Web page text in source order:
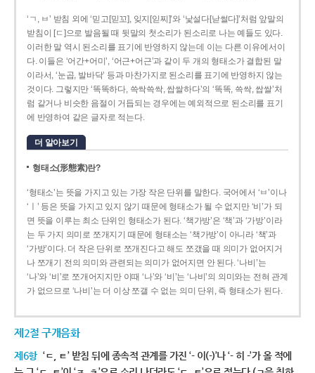
‘ㄱ, ㅂ’ 받침 외에 ‘믿고[믿꼬], 잊지[읻찌]’와 ‘낯설다[낟썰다]’처럼 앞말의
받침이 [ㄷ]으로 발음될 때 뒷말의 첫소리가 된소리로 나는 예들도 있다.
이러한 말 역시 된소리를 표기에 반영하지 않는데 이는 다른 이유에서이
다. 이들은 ‘어간+어미’, ‘어근+어근’과 같이 두 개의 형태소가 결합된 말
이라서, ‘눈곱, 발바닥’ 등과 마찬가지로 된소리를 표기에 반영하지 않는
것이다. 그렇지만 ‘똑똑하다, 쓱싹쓱싹, 쌉쌀하다’의 ‘똑똑, 쓱싹, 쌉쌀’처
럼 같거나 비슷한 음절이 거듭되는 경우에는 예외적으로 된소리를 표기
에 반영하여 같은 글자로 적는다.
더 알아보기
형태소(形態素)란?
‘형태소’는 뜻을 가지고 있는 가장 작은 단위를 말한다. 국어에서 ‘ㅂ’이나
‘ㅣ’ 등은 뜻을 가지고 있지 않기 때문에 형태소가 될 수 없지만 ‘비’가 되
면 뜻을 이루는 최소 단위인 형태소가 된다. ‘책가방’은 ‘책’과 ‘가방’이라
는 두 가지 의미로 쪼개지기 때문에 형태소는 ‘책가방’이 아니라 ‘책’과
‘가방’이다. 더 작은 단위로 쪼개진다고 해도 쪼갰을 때 의미가 없어지거
나 쪼개기 전의 의미와 관련되는 의미가 없어지면 안 된다. ‘나비’는
‘나’와 ‘비’로 쪼개어지지만 이때 ‘나’와 ‘비’는 ‘나비’의 의미와는 전혀 관계
가 없으므로 ‘나비’는 더 이상 쪼갤 수 없는 의미 단위, 즉 형태소가 된다.
제2절 구개음화
제6항 ‘ㄷ, ㅌ’ 받침 뒤에 종속적 관계를 가진 ‘- 이(-)’나 ‘- 히 -’가 올 적에